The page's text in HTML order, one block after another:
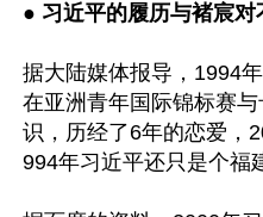
● 习近平的履历与褚宸对
据大陆媒体报导，1994
在亚洲青年国际锦标赛
识，历经了6年的恋爱，
994年习近平还只是个福